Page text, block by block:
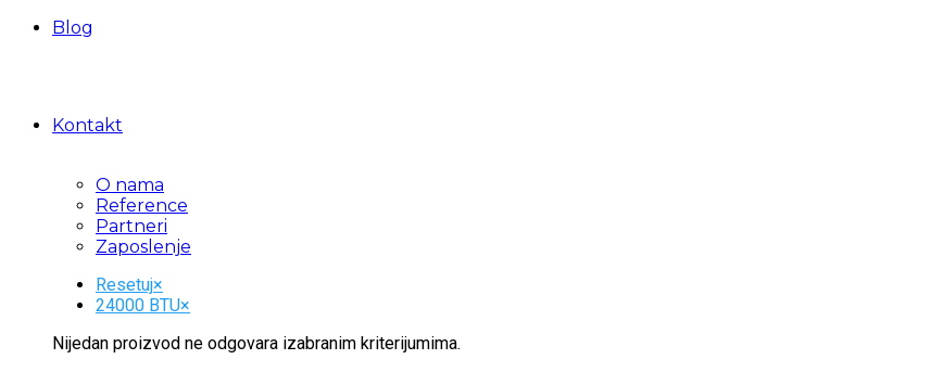
Blog
Kontakt
O nama
Reference
Partneri
Zaposlenje
Resetuj×
24000 BTU×
Nijedan proizvod ne odgovara izabranim kriterijumima.